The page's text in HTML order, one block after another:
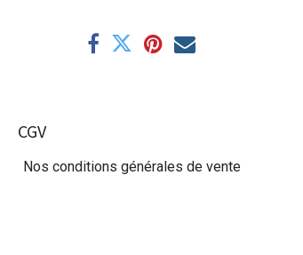
CGV
Nos conditions générales de vente